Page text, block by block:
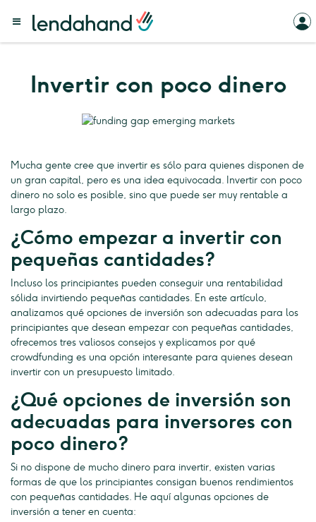
Invertir con poco dinero
Mucha gente cree que invertir es sólo para quienes disponen de
un gran capital, pero es una idea equivocada. Invertir con poco
dinero no solo es posible, sino que puede ser muy rentable a
largo plazo.
¿Cómo empezar a invertir con
pequeñas cantidades?
Incluso los principiantes pueden conseguir una rentabilidad
sólida invirtiendo pequeñas cantidades. En este artículo,
analizamos qué opciones de inversión son adecuadas para los
principiantes que desean empezar con pequeñas cantidades,
ofrecemos tres valiosos consejos y explicamos por qué
crowdfunding es una opción interesante para quienes desean
invertir con un presupuesto limitado.
¿Qué opciones de inversión son
adecuadas para inversores con
poco dinero?
Si no dispone de mucho dinero para invertir, existen varias
formas de que los principiantes consigan buenos rendimientos
con pequeñas cantidades. He aquí algunas opciones de
inversión a tener en cuenta: